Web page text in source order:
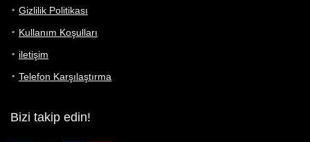
Gizlilik Politikası
Kullanım Koşulları
iletişim
Telefon Karşılaştırma
Bizi takip edin!